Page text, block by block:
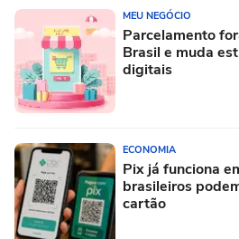
MEU NEGÓCIO
Parcelamento
Brasil e muda
digitais
ECONOMIA
Pix já funciona
brasileiros
cartão